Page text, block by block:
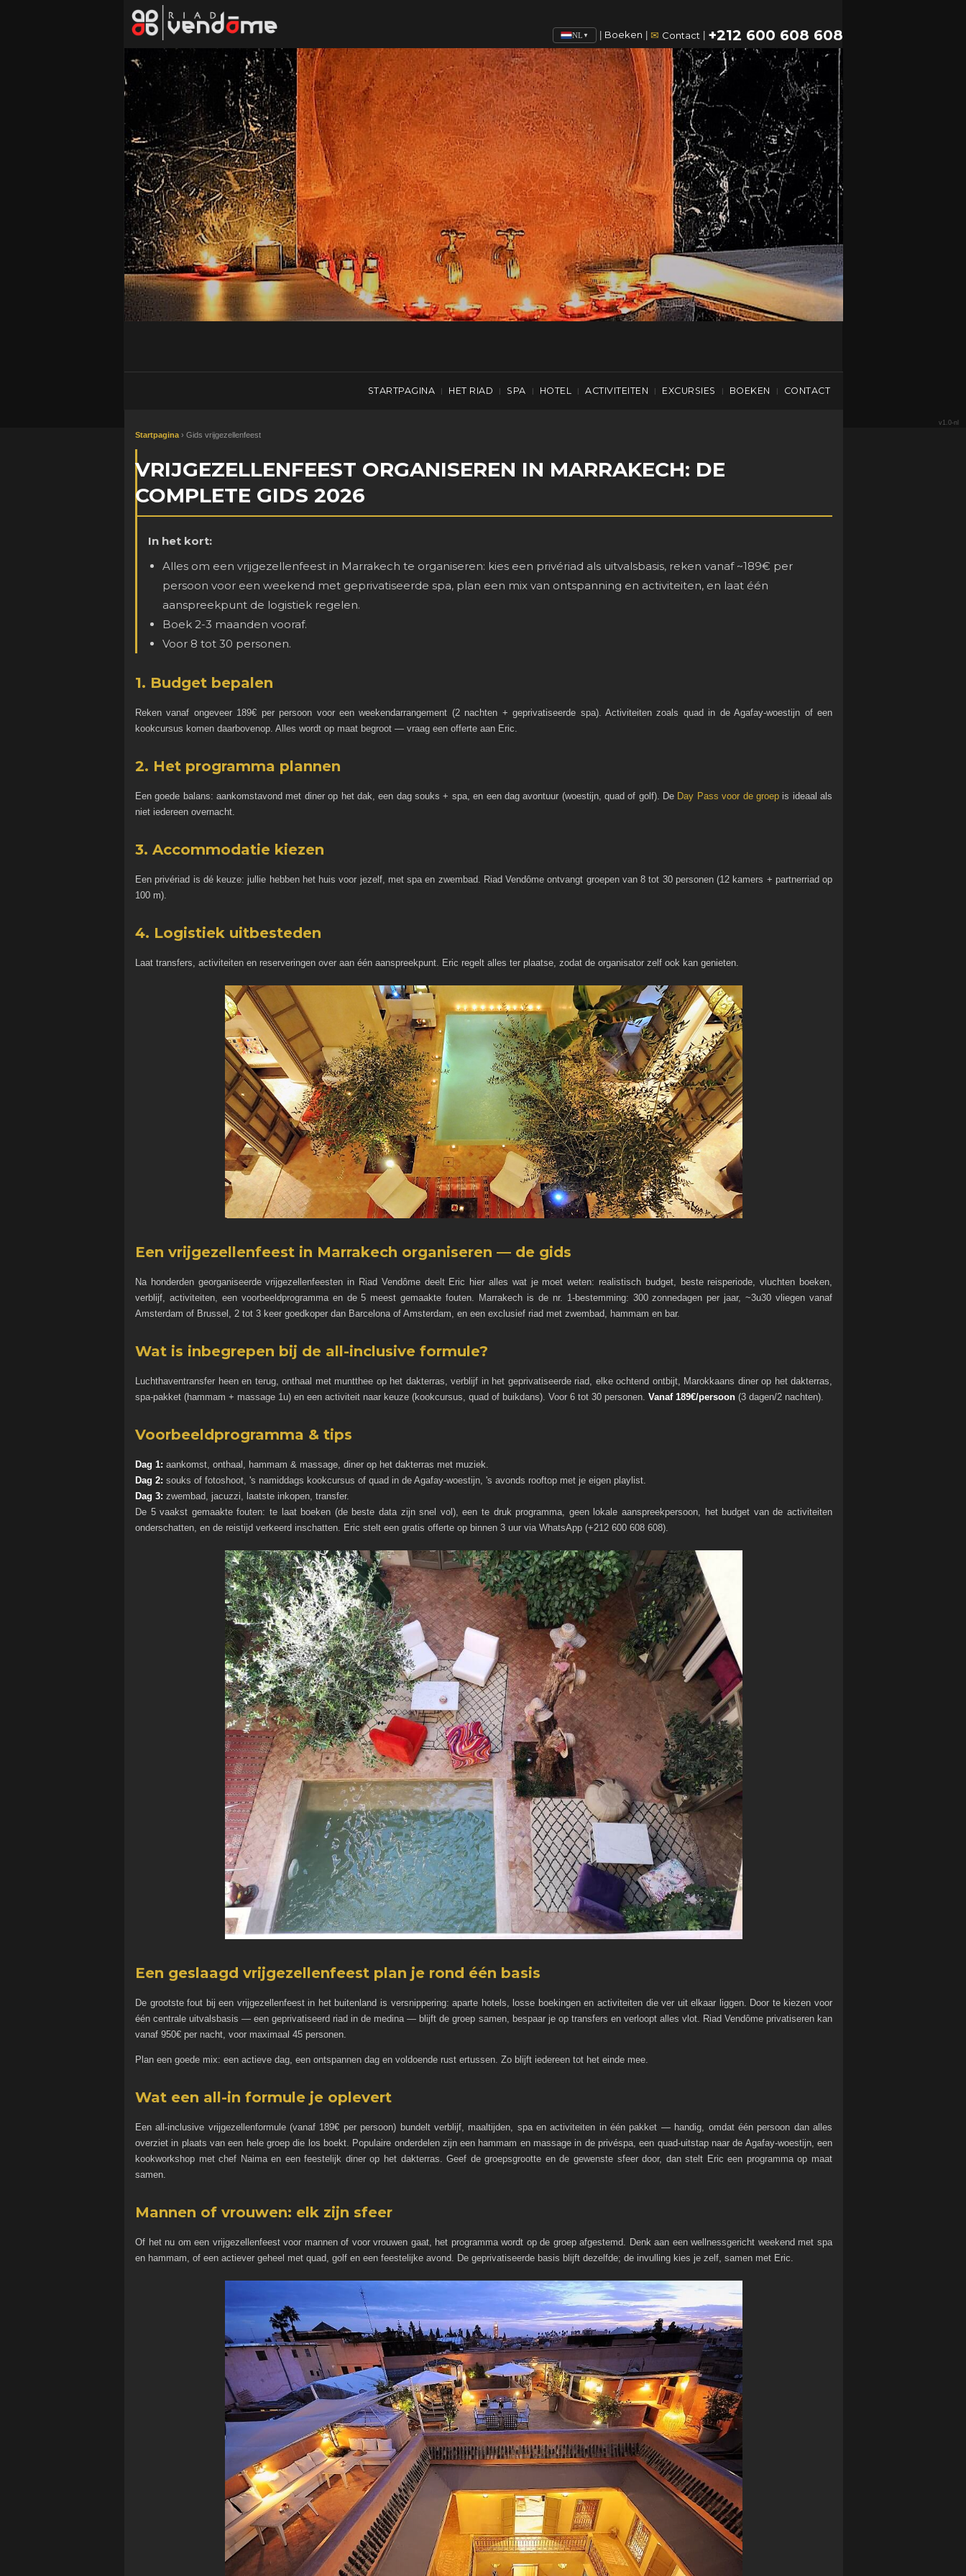
NL ▼ Boeken ✉ Contact +212 600 608 608
STARTPAGINA | HET RIAD | SPA | HOTEL | ACTIVITEITEN | EXCURSIES | BOEKEN | CONTACT
Startpagina › Gids vrijgezellenfeest
VRIJGEZELLENFEEST ORGANISEREN IN MARRAKECH: DE
COMPLETE GIDS 2026
In het kort:
Alles om een vrijgezellenfeest in Marrakech te organiseren: kies een privériad als uitvalsbasis, reken vanaf ~189€ per
persoon voor een weekend met geprivatiseerde spa, plan een mix van ontspanning en activiteiten, en laat één
aanspreekpunt de logistiek regelen.
Boek 2-3 maanden vooraf.
Voor 8 tot 30 personen.
1. Budget bepalen
Reken vanaf ongeveer 189€ per persoon voor een weekendarrangement (2 nachten + geprivatiseerde spa). Activiteiten zoals quad in de Agafay-woestijn of een
kookcursus komen daarbovenop. Alles wordt op maat begroot — vraag een offerte aan Eric.
2. Het programma plannen
Een goede balans: aankomstavond met diner op het dak, een dag souks + spa, en een dag avontuur (woestijn, quad of golf). De Day Pass voor de groepis ideaal als
niet iedereen overnacht.
3. Accommodatie kiezen
Een privériad is dé keuze: jullie hebben het huis voor jezelf, met spa en zwembad. Riad Vendôme ontvangt groepen van 8 tot 30 personen (12 kamers + partnerriad op
100 m).
4. Logistiek uitbesteden
Laat transfers, activiteiten en reserveringen over aan één aanspreekpunt. Eric regelt alles ter plaatse, zodat de organisator zelf ook kan genieten.
Een vrijgezellenfeest in Marrakech organiseren — de gids
Na honderden georganiseerde vrijgezellenfeesten in Riad Vendôme deelt Eric hier alles wat je moet weten: realistisch budget, beste reisperiode, vluchten boeken,
verblijf, activiteiten, een voorbeeldprogramma en de 5 meest gemaakte fouten. Marrakech is de nr. 1-bestemming: 300 zonnedagen per jaar, ~3u30 vliegen vanaf
Amsterdam of Brussel, 2 tot 3 keer goedkoper dan Barcelona of Amsterdam, en een exclusief riad met zwembad, hammam en bar.
Wat is inbegrepen bij de all-inclusive formule?
Luchthaventransfer heen en terug, onthaal met muntthee op het dakterras, verblijf in het geprivatiseerde riad, elke ochtend ontbijt, Marokkaans diner op het dakterras,
spa-pakket (hammam + massage 1u) en een activiteit naar keuze (kookcursus, quad of buikdans). Voor 6 tot 30 personen. Vanaf 189€/persoon (3 dagen/2 nachten).
Voorbeeldprogramma & tips
Dag 1: aankomst, onthaal, hammam & massage, diner op het dakterras met muziek.
Dag 2: souks of fotoshoot, 's namiddags kookcursus of quad in de Agafay-woestijn, 's avonds rooftop met je eigen playlist.
Dag 3: zwembad, jacuzzi, laatste inkopen, transfer.
De 5 vaakst gemaakte fouten: te laat boeken (de beste data zijn snel vol), een te druk programma, geen lokale aanspreekpersoon, het budget van de activiteiten
onderschatten, en de reistijd verkeerd inschatten. Eric stelt een gratis offerte op binnen 3 uur via WhatsApp (+212 600 608 608).
Een geslaagd vrijgezellenfeest plan je rond één basis
De grootste fout bij een vrijgezellenfeest in het buitenland is versnippering: aparte hotels, losse boekingen en activiteiten die ver uit elkaar liggen. Door te kiezen voor
één centrale uitvalsbasis — een geprivatiseerd riad in de medina — blijft de groep samen, bespaar je op transfers en verloopt alles vlot. Riad Vendôme privatiseren kan
vanaf 950€ per nacht, voor maximaal 45 personen.
Plan een goede mix: een actieve dag, een ontspannen dag en voldoende rust ertussen. Zo blijft iedereen tot het einde mee.
Wat een all-in formule je oplevert
Een all-inclusive vrijgezellenformule (vanaf 189€ per persoon) bundelt verblijf, maaltijden, spa en activiteiten in één pakket — handig, omdat één persoon dan alles
overziet in plaats van een hele groep die los boekt. Populaire onderdelen zijn een hammam en massage in de privéspa, een quad-uitstap naar de Agafay-woestijn, een
kookworkshop met chef Naima en een feestelijk diner op het dakterras. Geef de groepsgrootte en de gewenste sfeer door, dan stelt Eric een programma op maat
samen.
Mannen of vrouwen: elk zijn sfeer
Of het nu om een vrijgezellenfeest voor mannen of voor vrouwen gaat, het programma wordt op de groep afgestemd. Denk aan een wellnessgericht weekend met spa
en hammam, of een actiever geheel met quad, golf en een feestelijke avond. De geprivatiseerde basis blijft dezelfde; de invulling kies je zelf, samen met Eric.
v1.0-nl